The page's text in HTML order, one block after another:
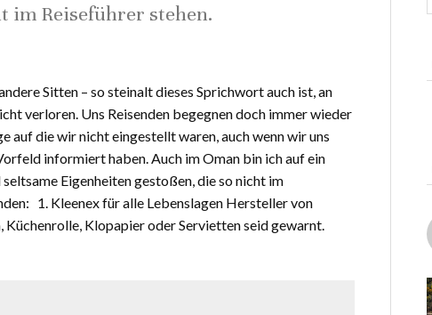
im Reiseführer stehen.
Sitten – so steinalt dieses Sprichwort auch ist, an
verloren. Uns Reisenden begegnen doch immer wieder
auf die wir nicht eingestellt waren, auch wenn wir uns
informiert haben. Auch im Oman bin ich auf ein
Eigenheiten gestoßen, die so nicht im
1. Kleenex für alle Lebenslagen Hersteller von
Küchenrolle, Klopapier oder Servietten seid gewarnt.